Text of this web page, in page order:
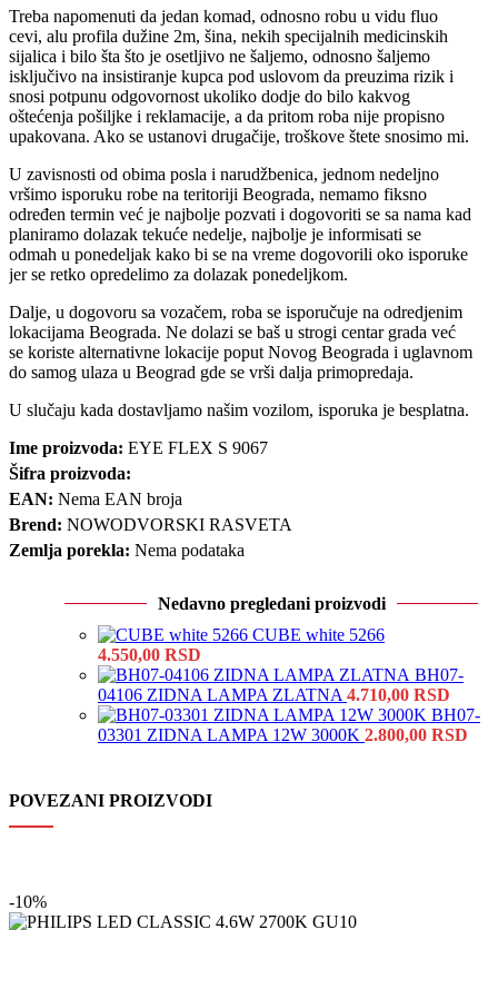
Treba napomenuti da jedan komad, odnosno robu u vidu fluo
cevi, alu profila dužine 2m, šina, nekih specijalnih medicinskih
sijalica i bilo šta što je osetljivo ne šaljemo, odnosno šaljemo
isključivo na insistiranje kupca pod uslovom da preuzima rizik i
snosi potpunu odgovornost ukoliko dodje do bilo kakvog
oštećenja pošiljke i reklamacije, a da pritom roba nije propisno
upakovana. Ako se ustanovi drugačije, troškove štete snosimo mi.
U zavisnosti od obima posla i narudžbenica, jednom nedeljno
vršimo isporuku robe na teritoriji Beograda, nemamo fiksno
određen termin već je najbolje pozvati i dogovoriti se sa nama kad
planiramo dolazak tekuće nedelje, najbolje je informisati se
odmah u ponedeljak kako bi se na vreme dogovorili oko isporuke
jer se retko opredelimo za dolazak ponedeljkom.
Dalje, u dogovoru sa vozačem, roba se isporučuje na odredjenim
lokacijama Beograda. Ne dolazi se baš u strogi centar grada već
se koriste alternativne lokacije poput Novog Beograda i uglavnom
do samog ulaza u Beograd gde se vrši dalja primopredaja.
U slučaju kada dostavljamo našim vozilom, isporuka je besplatna.
Ime proizvoda: EYE FLEX S 9067
Šifra proizvoda:
EAN: Nema EAN broja
Brend: NOWODVORSKI RASVETA
Zemlja porekla: Nema podataka
Nedavno pregledani proizvodi
CUBE white 5266
4.550,00 RSD
BH07-
04106 ZIDNA LAMPA ZLATNA 4.710,00 RSD
BH07-
03301 ZIDNA LAMPA 12W 3000K 2.800,00 RSD
POVEZANI PROIZVODI
-10%